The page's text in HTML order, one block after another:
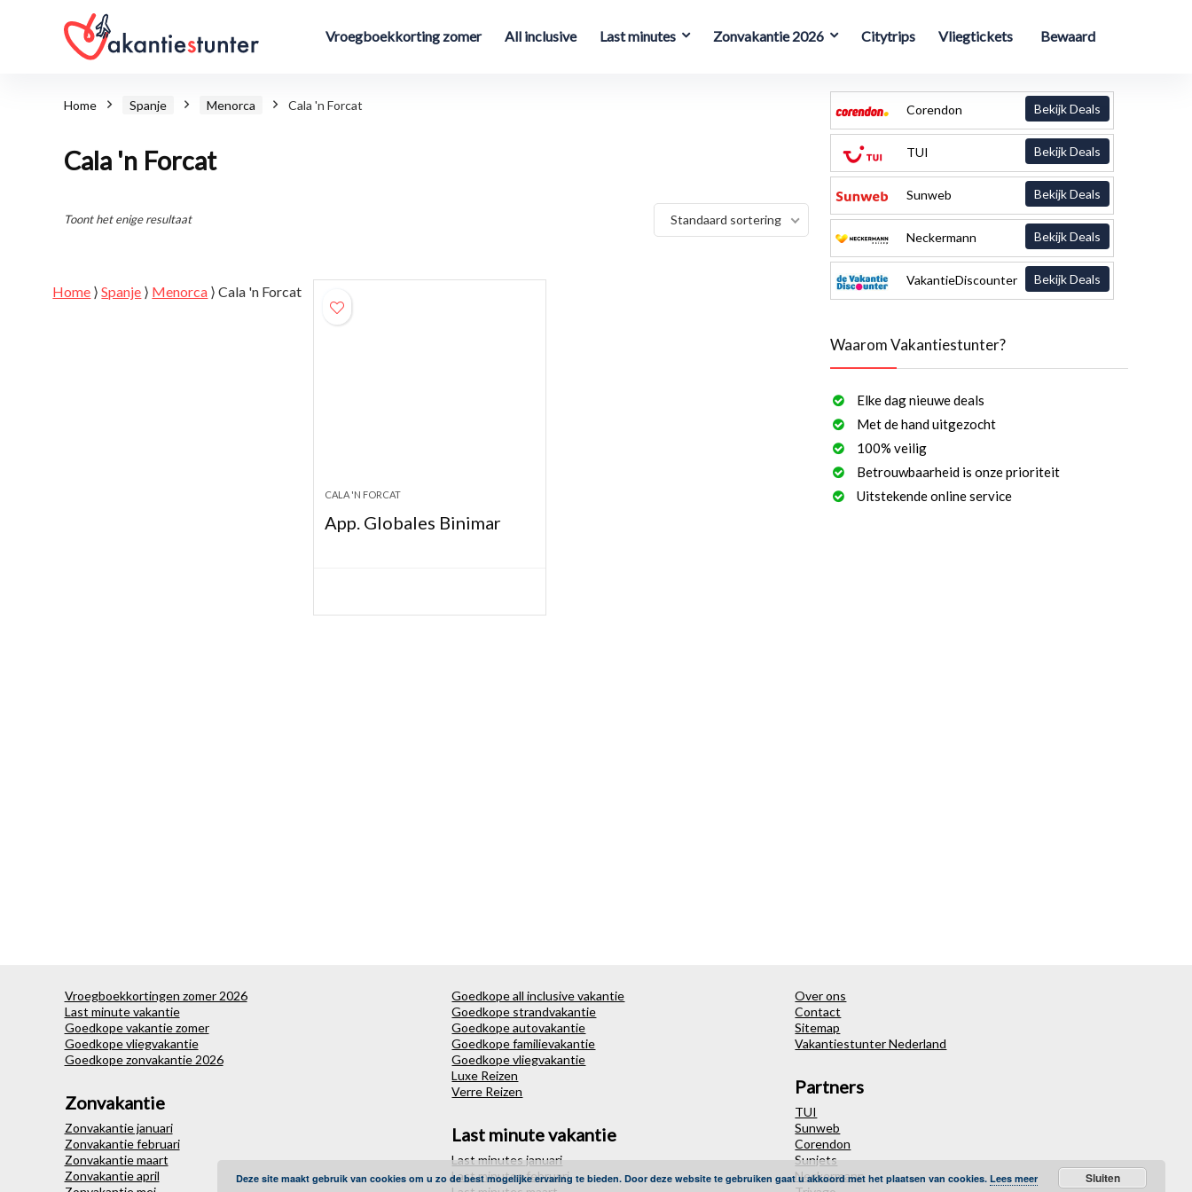
Vroegboekkorting zomer All inclusive Last minutes Zonvakantie 2026 Citytrips Vliegtickets Bewaard
Home Spanje Menorca Cala 'n Forcat
Cala 'n Forcat
Toont het enige resultaat Standaard sortering
Home ⟩Spanje ⟩ Menorca ⟩Cala 'n Forcat
CALA 'N FORCAT
App. Globales Binimar
Corendon Bekijk Deals
TUI Bekijk Deals
Sunweb Bekijk Deals
Neckermann Bekijk Deals
VakantieDiscounter Bekijk Deals
Waarom Vakantiestunter?
Elke dag nieuwe deals
Met de hand uitgezocht
100% veilig
Betrouwbaarheid is onze prioriteit
Uitstekende online service
Vroegboekkortingen zomer 2026
Last minute vakantie
Goedkope vakantie zomer
Goedkope vliegvakantie
Goedkope zonvakantie 2026
Zonvakantie
Zonvakantie januari
Zonvakantie februari
Zonvakantie maart
Zonvakantie april
Goedkope all inclusive vakantie
Goedkope strandvakantie
Goedkope autovakantie
Goedkope familievakantie
Goedkope vliegvakantie
Luxe Reizen
Verre Reizen
Last minute vakantie
Last minutes januari
Last minutes februari
Over ons
Contact
Sitemap
Vakantiestunter Nederland
Partners
TUI
Sunweb
Corendon
Sunjets
Neckermann
Deze site maakt gebruik van cookies om u zo de best mogelijke ervaring te bieden. Door deze website te gebruiken gaat u akkoord met het plaatsen van cookies. Lees meer Sluiten